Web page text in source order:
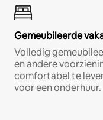
Gemeubileerde
Volledig
en andere
comfortabel te
voor een onderhuur.